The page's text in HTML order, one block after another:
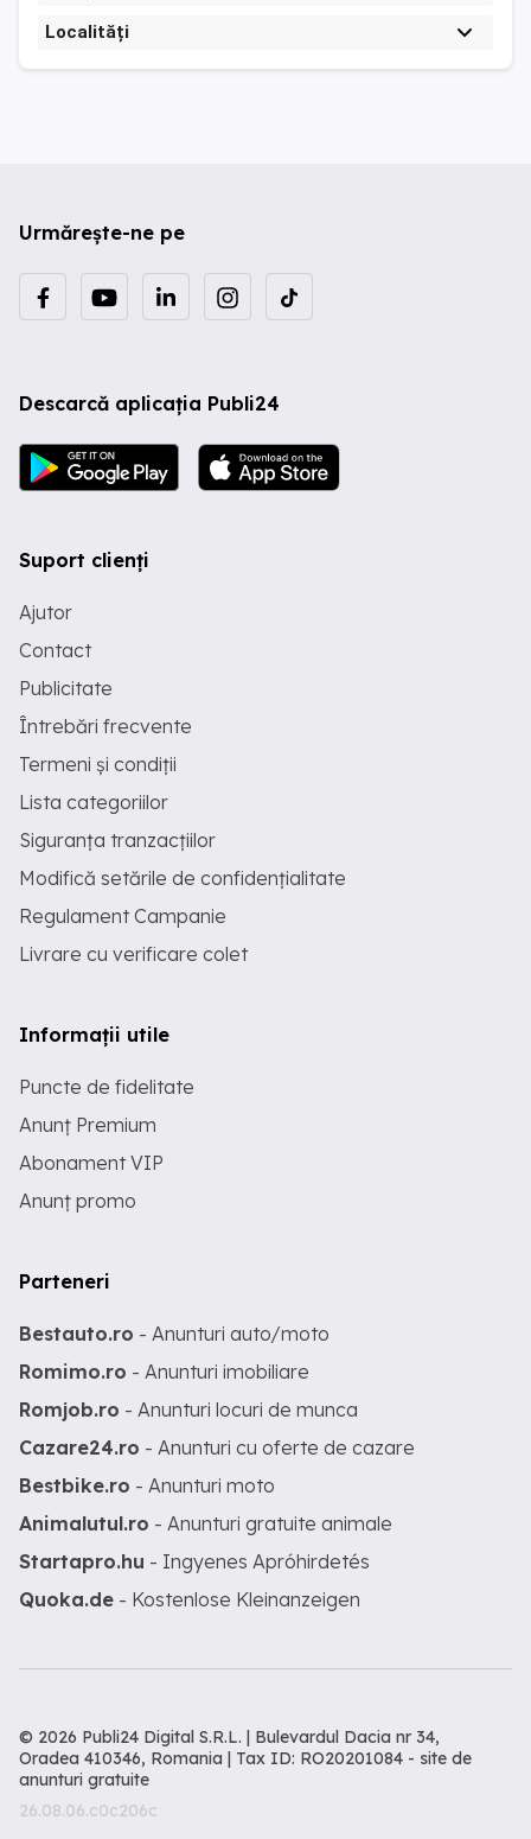
Localități
Urmărește-ne pe
Descarcă aplicația Publi24
Suport clienți
Ajutor
Contact
Publicitate
Întrebări frecvente
Termeni și condiții
Lista categoriilor
Siguranța tranzacțiilor
Modifică setările de confidențialitate
Regulament Campanie
Livrare cu verificare colet
Informații utile
Puncte de fidelitate
Anunț Premium
Abonament VIP
Anunț promo
Parteneri
Bestauto.ro - Anunturi auto/moto
Romimo.ro - Anunturi imobiliare
Romjob.ro - Anunturi locuri de munca
Cazare24.ro - Anunturi cu oferte de cazare
Bestbike.ro - Anunturi moto
Animalutul.ro - Anunturi gratuite animale
Startapro.hu - Ingyenes Apróhirdetés
Quoka.de - Kostenlose Kleinanzeigen
© 2026 Publi24 Digital S.R.L. | Bulevardul Dacia nr 34,
Oradea 410346, Romania | Tax ID: RO20201084 - site de
anunturi gratuite
26.08.06.c0c206c